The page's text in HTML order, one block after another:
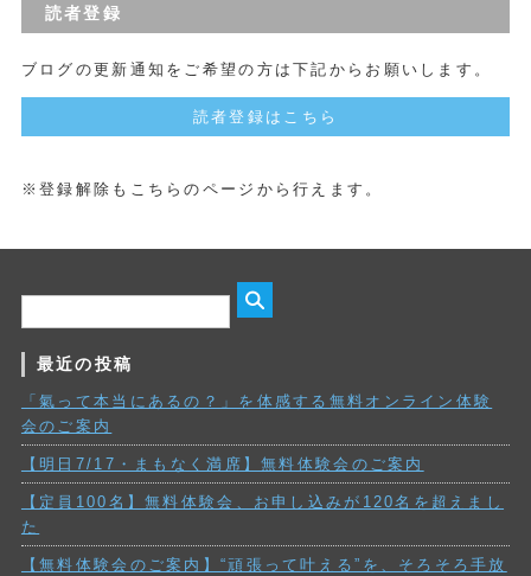
読者登録
ブログの更新通知をご希望の方は下記からお願いします。
読者登録はこちら
※登録解除もこちらのページから行えます。
最近の投稿
「氣って本当にあるの？」を体感する無料オンライン体験
会のご案内
【明日7/17・まもなく満席】無料体験会のご案内
【定員100名】無料体験会、お申し込みが120名を超えまし
た
【無料体験会のご案内】“頑張って叶える”を、そろそろ手放